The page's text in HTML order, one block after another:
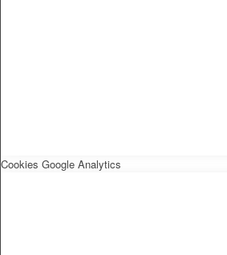
Cookies Google Analytics